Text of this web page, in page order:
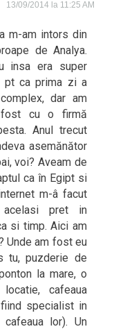
13/09/2014 la 11:25 AM
m-am intors din
de Analya.
insa era super
pt ca prima zi a
dar am
fost cu o firmă
Anul trecut
asemănător
voi? Aveam de
ca în Egipt si
m-â facut
pret in
si timp. Aici am
Unde am fost eu
tu, puzderie de
la mare, o
cafeaua
specialist in
lor). Un